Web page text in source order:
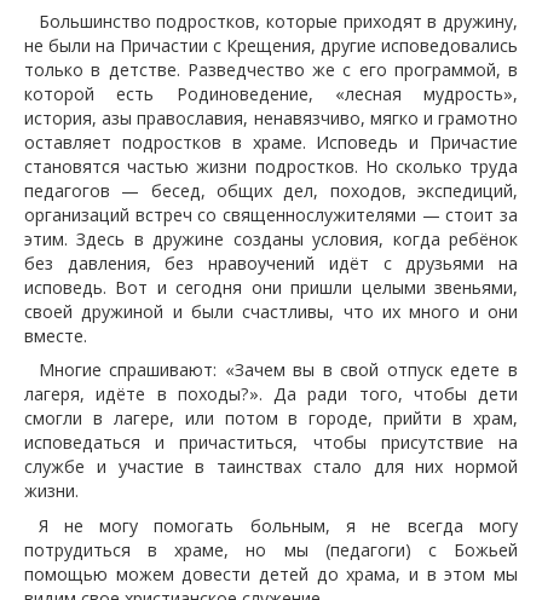
Большинство подростков, которые приходят в дружину,
не были на Причастии с Крещения, другие исповедовались
только в детстве. Разведчество же с его программой, в
которой есть Родиноведение, «лесная мудрость»,
история, азы православия, ненавязчиво, мягко и грамотно
оставляет подростков в храме. Исповедь и Причастие
становятся частью жизни подростков. Но сколько труда
педагогов — бесед, общих дел, походов, экспедиций,
организаций встреч со священнослужителями — стоит за
этим. Здесь в дружине созданы условия, когда ребёнок
без давления, без нравоучений идёт с друзьями на
исповедь. Вот и сегодня они пришли целыми звеньями,
своей дружиной и были счастливы, что их много и они
вместе.
Многие спрашивают: «Зачем вы в свой отпуск едете в
лагеря, идёте в походы?». Да ради того, чтобы дети
смогли в лагере, или потом в городе, прийти в храм,
исповедаться и причаститься, чтобы присутствие на
службе и участие в таинствах стало для них нормой
жизни.
Я не могу помогать больным, я не всегда могу
потрудиться в храме, но мы (педагоги) с Божьей
помощью можем довести детей до храма, и в этом мы